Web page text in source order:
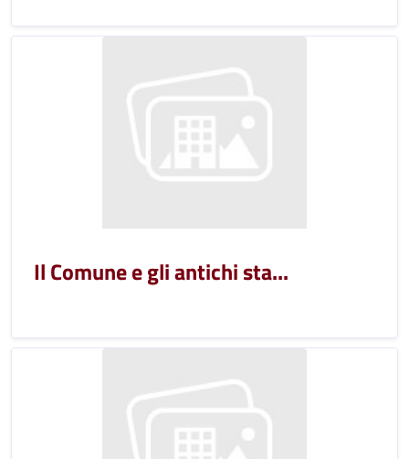
Il Comune e gli antichi sta...